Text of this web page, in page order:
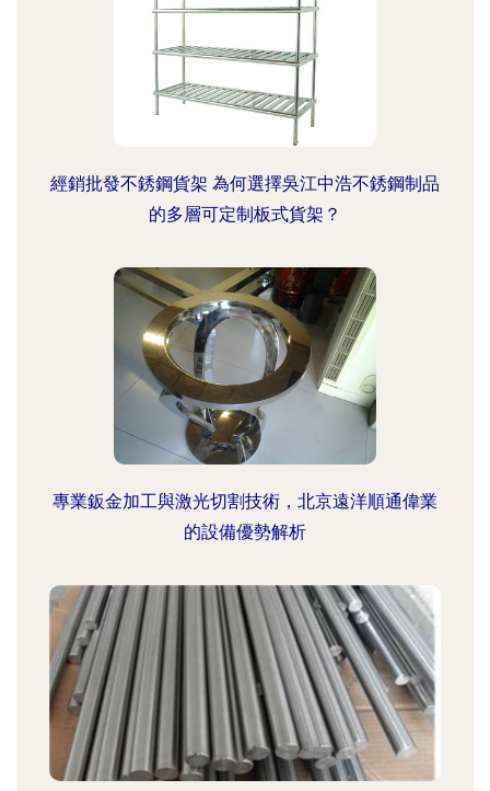
經銷批發不銹鋼貨架 為何選擇吳江中浩不銹鋼制品
的多層可定制板式貨架？
專業鈑金加工與激光切割技術，北京遠洋順通偉業
的設備優勢解析